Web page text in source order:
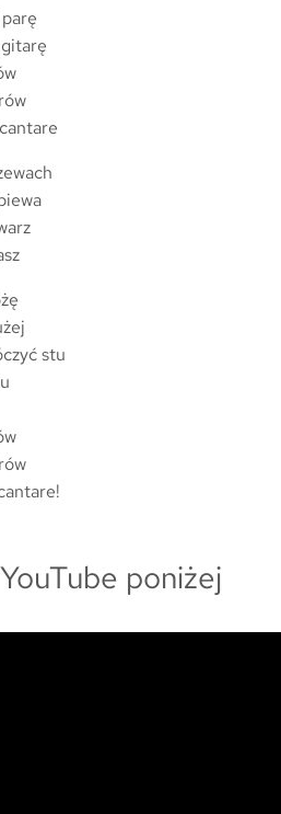
stu
poniżej